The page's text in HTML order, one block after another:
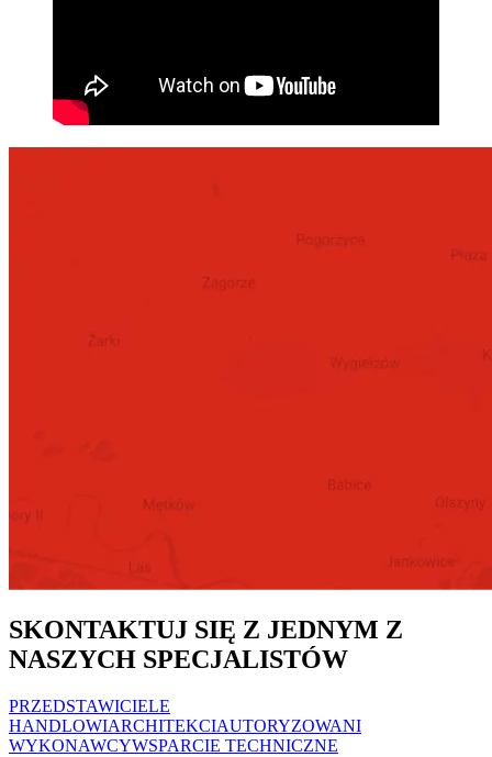
SKONTAKTUJ SIĘ Z JEDNYM Z
NASZYCH SPECJALISTÓW
PRZEDSTAWICIELE
HANDLOWIARCHITEKCIAUTORYZOWANI
WYKONAWCYWSPARCIE TECHNICZNE